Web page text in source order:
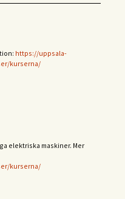
https://uppsala-
kurserna/
elektriska maskiner. Mer
kurserna/